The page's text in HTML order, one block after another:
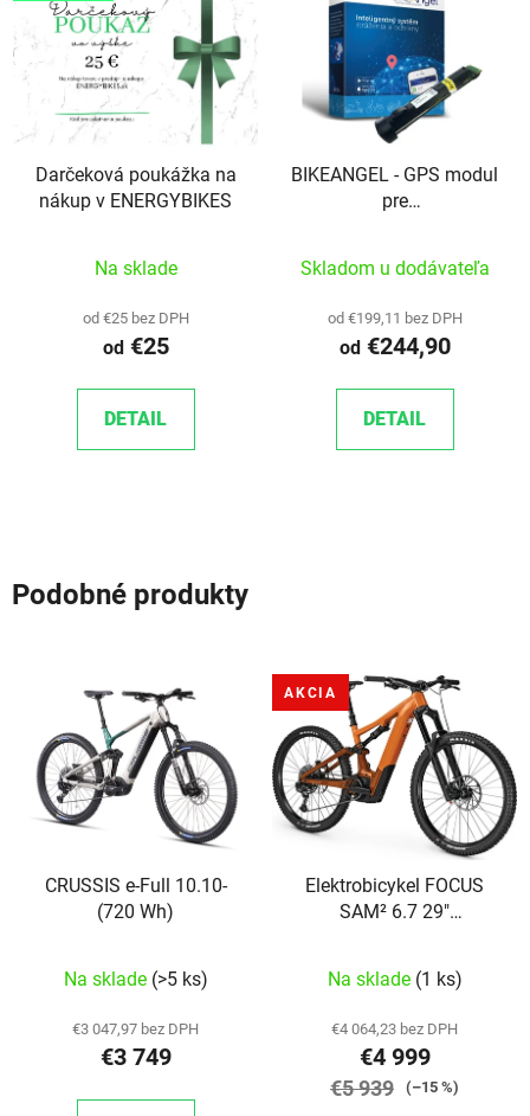
Darčeková poukážka na
nákup v ENERGYBIKES
Na sklade
od €25 bez DPH
od€25
DETAIL
BIKEANGEL - GPS modul
pre
Skladom u dodávateľa
od €199,11 bez DPH
od€244,90
DETAIL
Podobné produkty
CRUSSIS e-Full 10.10-
(720 Wh)
Na sklade (>5 ks)
€3 047,97 bez DPH
€3 749
AKCIA
Elektrobicykel FOCUS
SAM² 6.7 29"
Na sklade (1 ks)
€4 064,23 bez DPH
€4 999
€5 939 (–15 %)